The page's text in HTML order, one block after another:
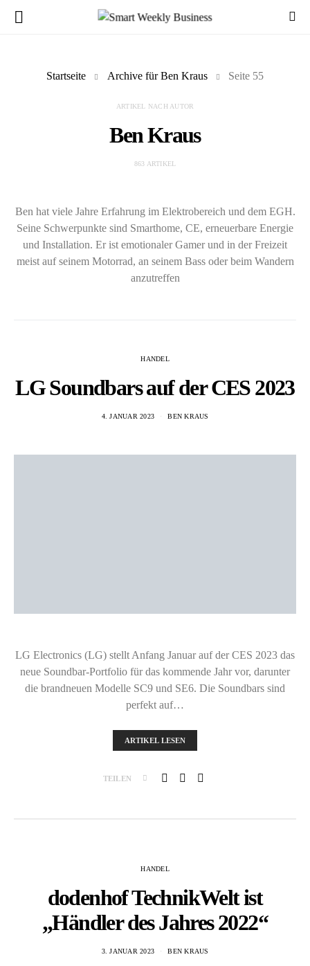
Startseite Archive für Ben Kraus Seite 55
ARTIKEL NACH AUTOR
Ben Kraus
863 ARTIKEL
Ben hat viele Jahre Erfahrung im Elektrobereich und dem EGH.
Seine Schwerpunkte sind Smarthome, CE, erneuerbare Energie
und Installation. Er ist emotionaler Gamer und in der Freizeit
meist auf seinem Motorrad, an seinem Bass oder beim Wandern
anzutreffen
HANDEL
LG Soundbars auf der CES 2023
4. JANUAR 2023 BEN KRAUS
LG Electronics (LG) stellt Anfang Januar auf der CES 2023 das
neue Soundbar-Portfolio für das kommende Jahr vor, darunter
die brandneuen Modelle SC9 und SE6. Die Soundbars sind
perfekt auf…
ARTIKEL LESEN
TEILEN
HANDEL
dodenhof TechnikWelt ist
„Händler des Jahres 2022“
3. JANUAR 2023 BEN KRAUS